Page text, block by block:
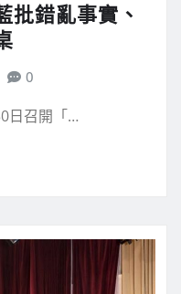
批錯亂事實、
0
日召開「…